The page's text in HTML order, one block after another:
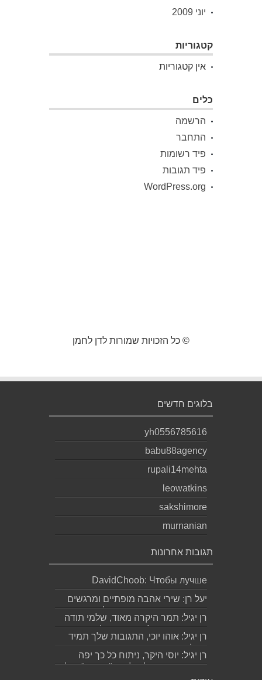
יוני 2009
קטגוריות
אין קטגוריות
כלים
הרשמה
התחבר
פיד רשומות
פיד תגובות
WordPress.org
© כל הזכויות שמורות לדן לחמן
בלוגים חדשים
yh0556785616
babu88agency
rupali14mehta
leowatkins
sakshimore
murnanian
תגובות אחרונות
DavidChoob: Чтобы лучше
понимать расстановку сил перед
матчем, читаю ана...
יעל רן: שירי אהבה מופתיים ומרגשים
עד מאוד כפי שרק גד יודע לכתוב
תודה...
רן יגיל: תמר היקרה מאוד, שלמי תודה
ואמסור כמובן לגד. שבת שלום...
רן יגיל: אוהו יוכי, התגובות שלך תמיד
מאלפות בינה והן יצירה בפני עצמה....
רן יגיל: יוסי היקר, ניתוח כל כך יפה
ומדויק, ממש קולע, לשיר "השקה". של...